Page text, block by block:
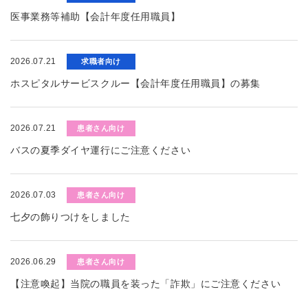
医事業務等補助【会計年度任用職員】
2026.07.21 求職者向け
ホスピタルサービスクルー【会計年度任用職員】の募集
2026.07.21 患者さん向け
バスの夏季ダイヤ運行にご注意ください
2026.07.03 患者さん向け
七夕の飾りつけをしました
2026.06.29 患者さん向け
【注意喚起】当院の職員を装った「詐欺」にご注意ください